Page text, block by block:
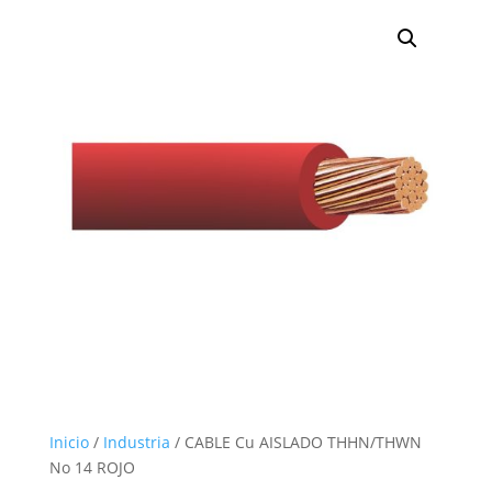
Inicio/ Industria / CABLE Cu AISLADO THHN/THWN
No 14 ROJO